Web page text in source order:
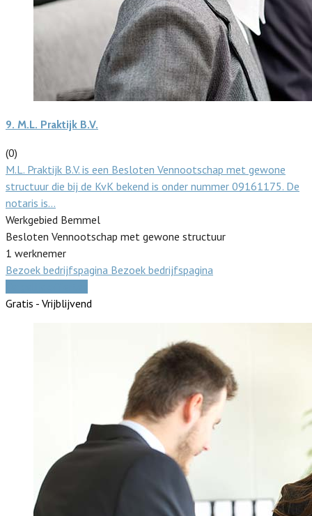
9. M.L. Praktijk B.V.
(0)
M.L. Praktijk B.V. is een Besloten Vennootschap met gewone
structuur die bij de KvK bekend is onder nummer 09161175. De
notaris is…
Werkgebied Bemmel
Besloten Vennootschap met gewone structuur
1 werknemer
Bezoek bedrijfspagina Bezoek bedrijfspagina
Gratis - Vrijblijvend